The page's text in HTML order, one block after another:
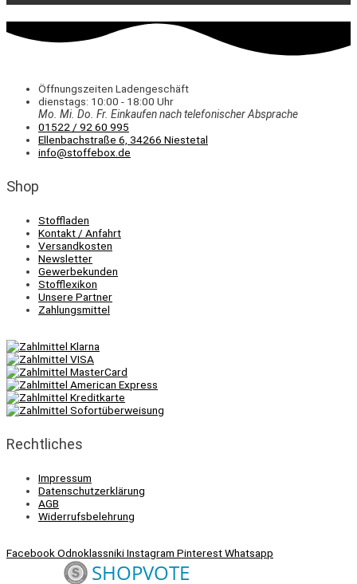
Öffnungszeiten Ladengeschäft
dienstags: 10:00 - 18:00 Uhr
Mo. Mi. Do. Fr. Einkaufennach telefonischer Absprache
01522 / 92 60 995
Ellenbachstraße 6, 34266 Niestetal
info@stoffebox.de
Shop
Stoffladen
Kontakt / Anfahrt
Versandkosten
Newsletter
Gewerbekunden
Stofflexikon
Unsere Partner
Zahlungsmittel
Rechtliches
Impressum
Datenschutzerklärung
AGB
Widerrufsbelehrung
FacebookOdnoklassnikiInstagram PinterestWhatsapp